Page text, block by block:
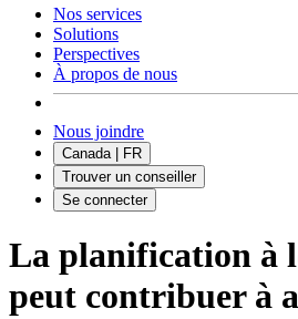
Nos services
Solutions
Perspectives
À propos de nous
Nous joindre
Canada | FR
Trouver un conseiller
Se connecter
La planification à
peut contribuer à